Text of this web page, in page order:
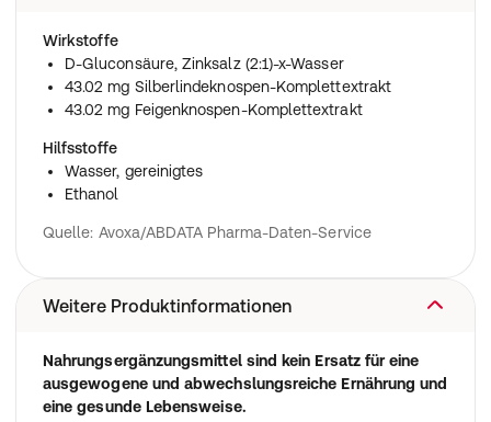
Wirkstoffe
D-Gluconsäure, Zinksalz (2:1)-x-Wasser
43.02 mg Silberlindeknospen-Komplettextrakt
43.02 mg Feigenknospen-Komplettextrakt
Hilfsstoffe
Wasser, gereinigtes
Ethanol
Quelle: Avoxa/ABDATA Pharma-Daten-Service
Weitere Produktinformationen
Nahrungsergänzungsmittel sind kein Ersatz für eine
ausgewogene und abwechslungsreiche Ernährung und
eine gesunde Lebensweise.